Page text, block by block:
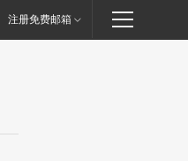
注册免费邮箱